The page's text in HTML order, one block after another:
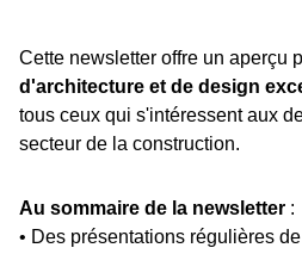
Cette newsletter offre un aperçu
d'architecture et de design
tous ceux qui s'intéressent aux
secteur de la construction.
Au sommaire de la newsletter :
• Des présentations régulières